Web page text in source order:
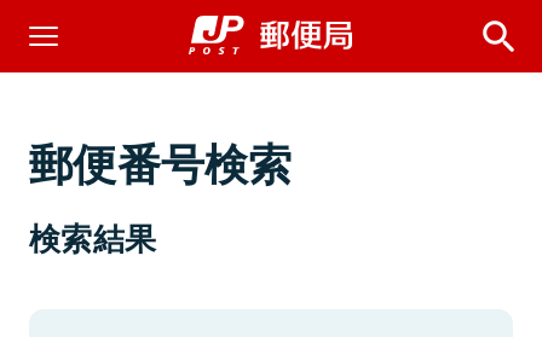
郵便番号検索
検索結果